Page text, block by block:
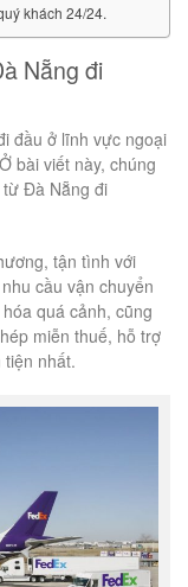
khách 24/24.
Nẵng đi
đầu ở lĩnh vực ngoại
bài viết này, chúng
từ Đà Nẵng đi
tận tình với
cầu vận chuyển
quá cảnh, cũng
miễn thuế, hỗ trợ
nhất.